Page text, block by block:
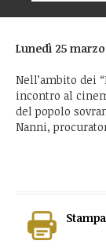
Lunedì 25
Nell’ambito dei
incontro al
del popolo
Nanni,
Stampa